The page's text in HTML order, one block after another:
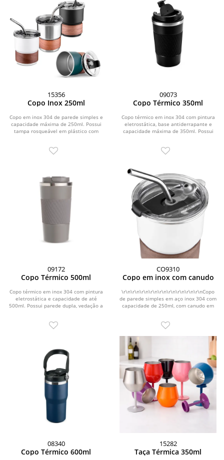
15356
Copo Inox 250ml
Copo em inox 304 de parede simples e
capacidade máxima de 250ml. Possui
tampa rosqueável em plástico com
09073
Copo Térmico 350ml
Copo térmico em inox 304 com pintura
eletrostática, base antiderrapante e
capacidade máxima de 350ml. Possui
09172
Copo Térmico 500ml
Copo térmico em inox 304 com pintura
eletrostática e capacidade de até
500ml. Possui parede dupla, vedação a
CO9310
Copo em inox com canudo
\r\n\r\n\r\n\r\n\r\n\r\n\r\n\r\n\r\nCopo
de parede simples em aço inox 304 com
capacidade de 250ml, com canudo em
08340
Copo Térmico 600ml
15282
Taça Térmica 350ml